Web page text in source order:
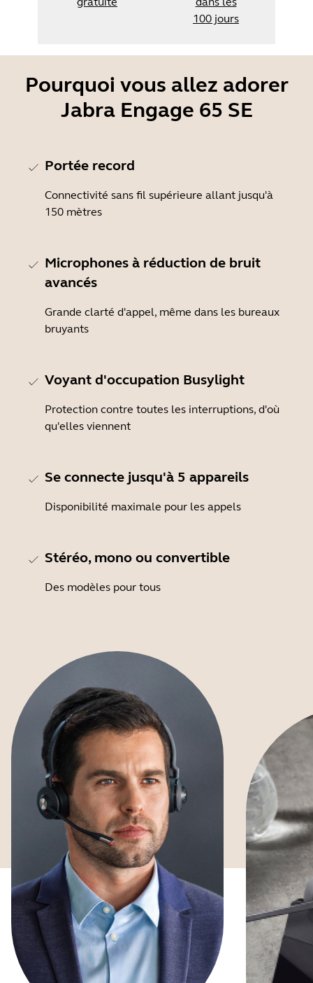
100 jours
Pourquoi vous allez adorer
Jabra Engage 65 SE
Portée record
Connectivité sans fil supérieure allant jusqu'à
150 mètres
Microphones à réduction de bruit
avancés
Grande clarté d'appel, même dans les bureaux
bruyants
Voyant d'occupation Busylight
Protection contre toutes les interruptions, d'où
qu'elles viennent
Se connecte jusqu'à 5 appareils
Disponibilité maximale pour les appels
Stéréo, mono ou convertible
Des modèles pour tous